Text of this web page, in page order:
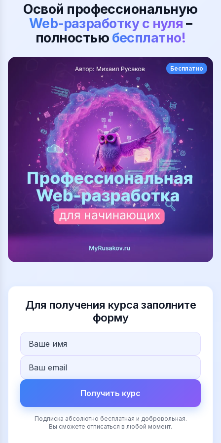
Освой профессиональную
Web‑разработку с нуля –
полностью бесплатно!
Бесплатно
Для получения курса заполните
форму
Получить курс
Подписка абсолютно бесплатная и добровольная.
Вы сможете отписаться в любой момент.